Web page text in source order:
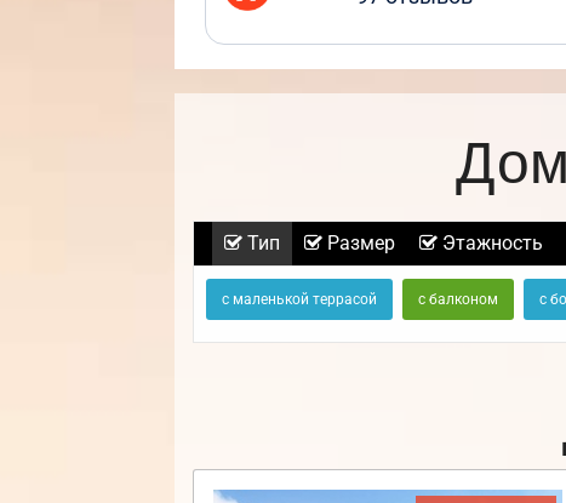
Тип Размер Этажность
с маленькой террасой с балконом с